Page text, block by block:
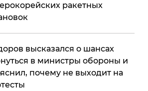
ракетных
высказался о шансах
в министры обороны и
почему не выходит на